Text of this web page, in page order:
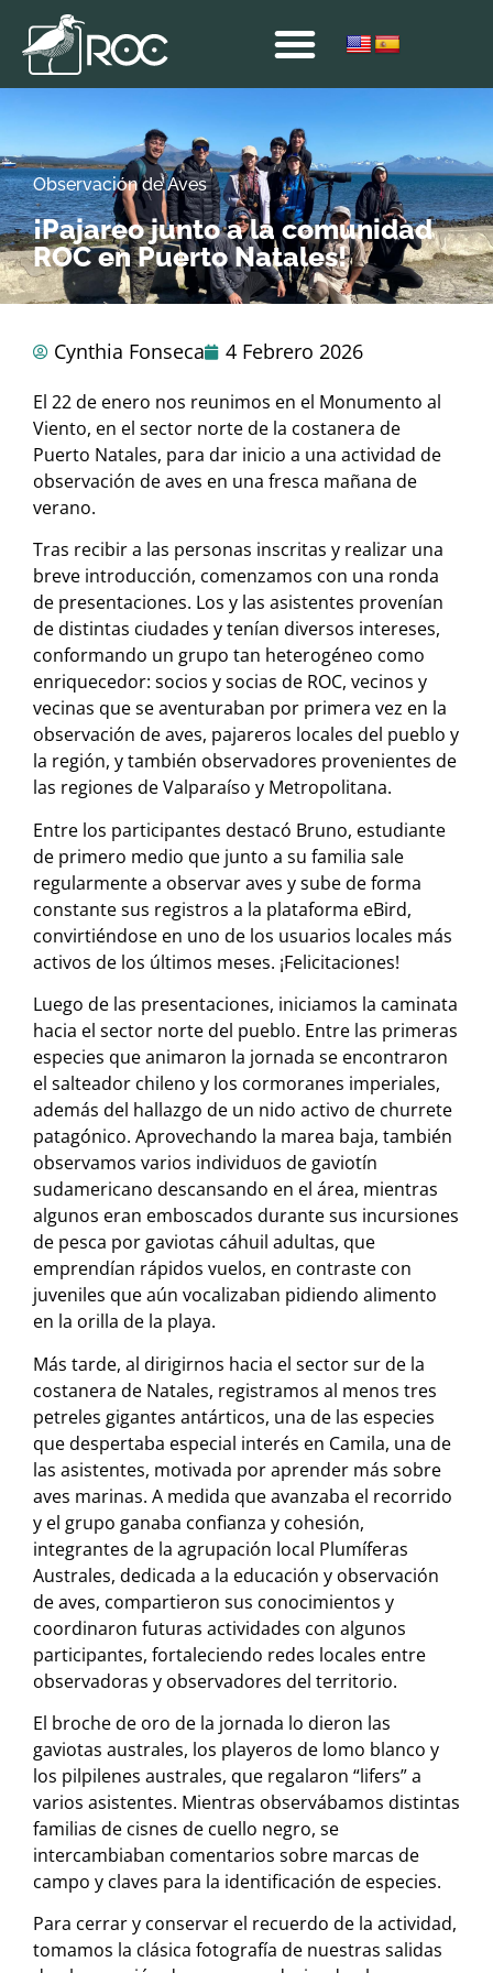
Observación de Aves
¡Pajareo junto a la comunidad
ROC en Puerto Natales!
Cynthia Fonseca 4 Febrero 2026
El 22 de enero nos reunimos en el Monumento al
Viento, en el sector norte de la costanera de
Puerto Natales, para dar inicio a una actividad de
observación de aves en una fresca mañana de
verano.
Tras recibir a las personas inscritas y realizar una
breve introducción, comenzamos con una ronda
de presentaciones. Los y las asistentes provenían
de distintas ciudades y tenían diversos intereses,
conformando un grupo tan heterogéneo como
enriquecedor: socios y socias de ROC, vecinos y
vecinas que se aventuraban por primera vez en la
observación de aves, pajareros locales del pueblo y
la región, y también observadores provenientes de
las regiones de Valparaíso y Metropolitana.
Entre los participantes destacó Bruno, estudiante
de primero medio que junto a su familia sale
regularmente a observar aves y sube de forma
constante sus registros a la plataforma eBird,
convirtiéndose en uno de los usuarios locales más
activos de los últimos meses. ¡Felicitaciones!
Luego de las presentaciones, iniciamos la caminata
hacia el sector norte del pueblo. Entre las primeras
especies que animaron la jornada se encontraron
el salteador chileno y los cormoranes imperiales,
además del hallazgo de un nido activo de churrete
patagónico. Aprovechando la marea baja, también
observamos varios individuos de gaviotín
sudamericano descansando en el área, mientras
algunos eran emboscados durante sus incursiones
de pesca por gaviotas cáhuil adultas, que
emprendían rápidos vuelos, en contraste con
juveniles que aún vocalizaban pidiendo alimento
en la orilla de la playa.
Más tarde, al dirigirnos hacia el sector sur de la
costanera de Natales, registramos al menos tres
petreles gigantes antárticos, una de las especies
que despertaba especial interés en Camila, una de
las asistentes, motivada por aprender más sobre
aves marinas. A medida que avanzaba el recorrido
y el grupo ganaba confianza y cohesión,
integrantes de la agrupación local Plumíferas
Australes, dedicada a la educación y observación
de aves, compartieron sus conocimientos y
coordinaron futuras actividades con algunos
participantes, fortaleciendo redes locales entre
observadoras y observadores del territorio.
El broche de oro de la jornada lo dieron las
gaviotas australes, los playeros de lomo blanco y
los pilpilenes australes, que regalaron “lifers” a
varios asistentes. Mientras observábamos distintas
familias de cisnes de cuello negro, se
intercambiaban comentarios sobre marcas de
campo y claves para la identificación de especies.
Para cerrar y conservar el recuerdo de la actividad,
tomamos la clásica fotografía de nuestras salidas